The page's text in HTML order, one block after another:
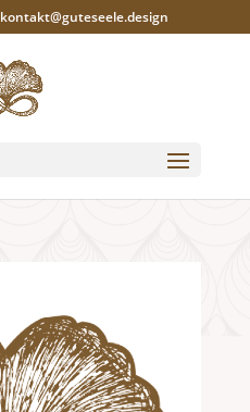
kontakt@guteseele.design